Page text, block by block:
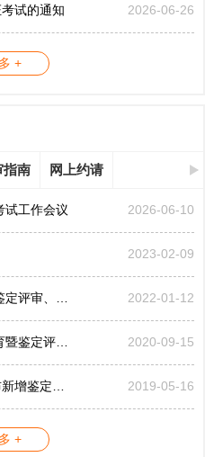
试的通知 2026-06-26
+
指南 网上约请
试工作会议 2026-06-10
2023-02-09
协会召开2021年评审纪律教育暨鉴定评审、考评工作会议 2022-01-12
协会举办2020年鉴定评审纪律教育暨鉴定评审工作会议 2020-09-15
广东省特种设备行业协会关于公布新增鉴定评审员的公告... 2019-05-16
+